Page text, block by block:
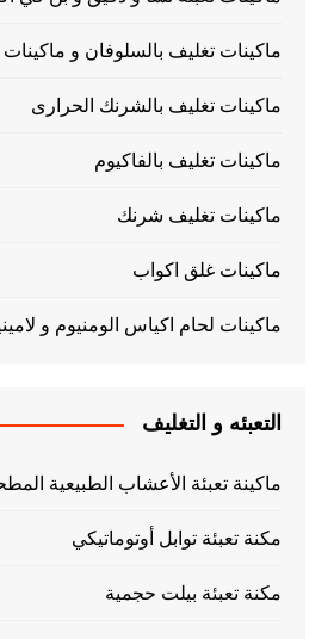
ماكينات تغليف بالسلوفان و
ماكينات تغليف بالشرنك الحرارى
ماكينات تغليف بالفاكيوم
ماكينات تغليف شرنك
ماكينات غلق اكواب
ماكينات لحام اكياس الومنيوم و
التعبئه و التغليف
ماكينة تعبئة الأعشاب الطبيعية
مكنة تعبئة توابل أوتوماتيكي
مكنة تعبئة بيلت حجمية